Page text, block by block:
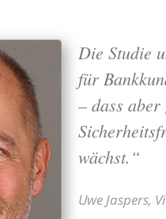
Die Studie
für
– dass
wächst.“
Uwe Jaspers,